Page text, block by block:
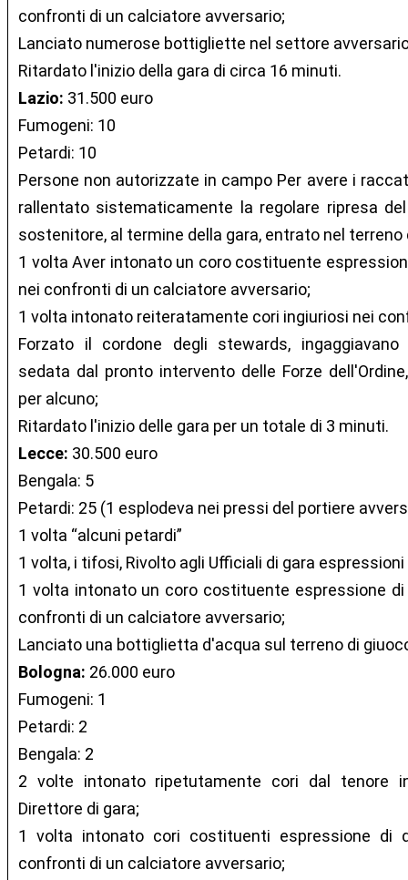
confronti di un calciatore avversario;
Lanciato numerose bottigliette nel settore
Ritardato l'inizio della gara di circa 16 minuti.
Lazio: 31.500 euro
Fumogeni: 10
Petardi: 10
Persone non autorizzate in campo Per avere i
rallentato sistematicamente la regolare ripresa
sostenitore, al termine della gara, entrato nel terreno
1 volta Aver intonato un coro costituente
nei confronti di un calciatore avversario;
1 volta intonato reiteratamente cori ingiuriosi nei
Forzato il cordone degli stewards,
sedata dal pronto intervento delle Forze
per alcuno;
Ritardato l'inizio delle gara per un totale di 3 minuti.
Lecce: 30.500 euro
Bengala: 5
Petardi: 25 (1 esplodeva nei pressi del portiere
1 volta “alcuni petardi”
1 volta, i tifosi, Rivolto agli Ufficiali di gara
1 volta intonato un coro costituente espressione
confronti di un calciatore avversario;
Lanciato una bottiglietta d'acqua sul terreno di
Bologna: 26.000 euro
Fumogeni: 1
Petardi: 2
Bengala: 2
2 volte intonato ripetutamente cori dal tenore
Direttore di gara;
1 volta intonato cori costituenti espressione di
confronti di un calciatore avversario;